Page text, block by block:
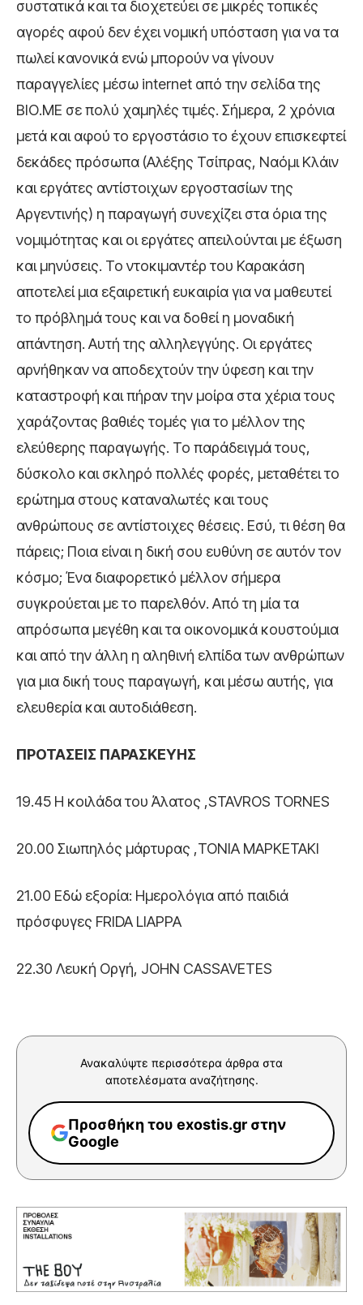
συστατικά και τα διοχετεύει σε μικρές τοπικές
αγορές αφού δεν έχει νομική υπόσταση για να τα
πωλεί κανονικά ενώ μπορούν να γίνουν
παραγγελίες μέσω internet από την σελίδα της
ΒΙΟ.ΜΕ σε πολύ χαμηλές τιμές. Σήμερα, 2 χρόνια
μετά και αφού το εργοστάσιο το έχουν επισκεφτεί
δεκάδες πρόσωπα (Αλέξης Τσίπρας, Ναόμι Κλάιν
και εργάτες αντίστοιχων εργοστασίων της
Αργεντινής) η παραγωγή συνεχίζει στα όρια της
νομιμότητας και οι εργάτες απειλούνται με έξωση
και μηνύσεις. Το ντοκιμαντέρ του Καρακάση
αποτελεί μια εξαιρετική ευκαιρία για να μαθευτεί
το πρόβλημά τους και να δοθεί η μοναδική
απάντηση. Αυτή της αλληλεγγύης. Οι εργάτες
αρνήθηκαν να αποδεχτούν την ύφεση και την
καταστροφή και πήραν την μοίρα στα χέρια τους
χαράζοντας βαθιές τομές για το μέλλον της
ελεύθερης παραγωγής. Το παράδειγμά τους,
δύσκολο και σκληρό πολλές φορές, μεταθέτει το
ερώτημα στους καταναλωτές και τους
ανθρώπους σε αντίστοιχες θέσεις. Εσύ, τι θέση θα
πάρεις; Ποια είναι η δική σου ευθύνη σε αυτόν τον
κόσμο; Ένα διαφορετικό μέλλον σήμερα
συγκρούεται με το παρελθόν. Από τη μία τα
απρόσωπα μεγέθη και τα οικονομικά κουστούμια
και από την άλλη η αληθινή ελπίδα των ανθρώπων
για μια δική τους παραγωγή, και μέσω αυτής, για
ελευθερία και αυτοδιάθεση.
ΠΡΟΤΑΣΕΙΣ ΠΑΡΑΣΚΕΥΗΣ
19.45 Η κοιλάδα του Άλατος ,STAVROS TORNES
20.00 Σιωπηλός μάρτυρας ,TONIA MAΡΚΕΤΑΚΙ
21.00 Εδώ εξορία: Ημερολόγια από παιδιά
πρόσφυγες FRIDA LIAPPA
22.30 Λευκή Οργή, JOHN CASSAVETES
Ανακαλύψτε περισσότερα άρθρα στα
αποτελέσματα αναζήτησης.
Προσθήκη του exostis.gr στην
Google